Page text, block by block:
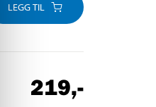
LEGG TIL
219,-